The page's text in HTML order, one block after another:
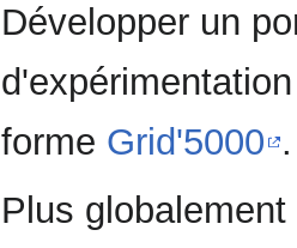
Développer un
forme Grid'5000 .
Plus